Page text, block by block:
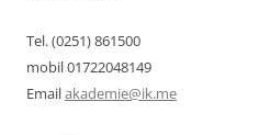
Tel. (0251) 861500
mobil 01722048149
Emailakademie@ik.me